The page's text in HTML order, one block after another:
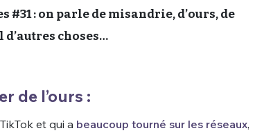
: on parle de misandrie, d’ours, de
choses…
de l’ours :
et qui a beaucoup tourné sur les réseaux,